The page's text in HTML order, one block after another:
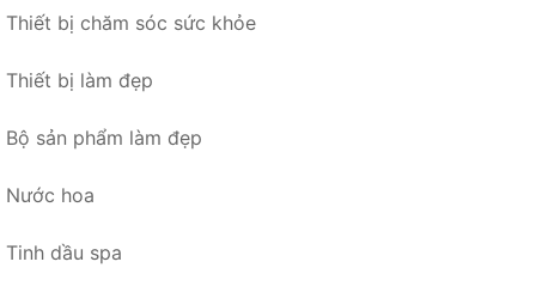
Thiết bị chăm sóc sức khỏe
Thiết bị làm đẹp
Bộ sản phẩm làm đẹp
Nước hoa
Tinh dầu spa